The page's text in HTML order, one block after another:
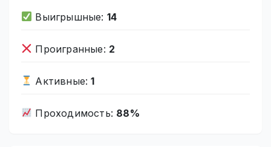
Выигрышные: 14
Проигранные: 2
Активные:1
Проходимость: 88%